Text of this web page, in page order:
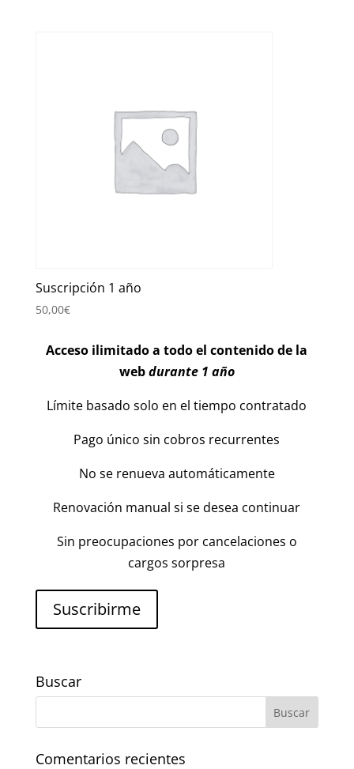
Suscripción 1 año
50,00€
Acceso ilimitado a todo el contenido de la
webdurante 1 año
Límite basado solo en el tiempo contratado
Pago único sin cobros recurrentes
No se renueva automáticamente
Renovación manual si se desea continuar
Sin preocupaciones por cancelaciones o
cargos sorpresa
Suscribirme
Buscar
Comentarios recientes